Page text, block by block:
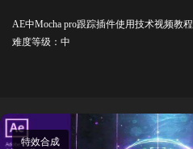
AE中Mocha pro跟踪插件使用技术视频教程
难度等级：中
特效合成